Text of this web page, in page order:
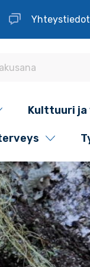
Yhteystiedot
Kulttuuri ja